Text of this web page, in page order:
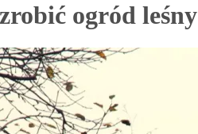
ogród leśny